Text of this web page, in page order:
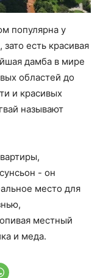
популярна у
есть красивая
дамба в мире
областей до
и красивых
называют
- он
место для
местный
и меда.